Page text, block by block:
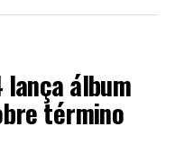
Senhor. Por mais que
fim, a resposta
ouve e nos
plataformas de
no canal da cantora,
lança álbum
término